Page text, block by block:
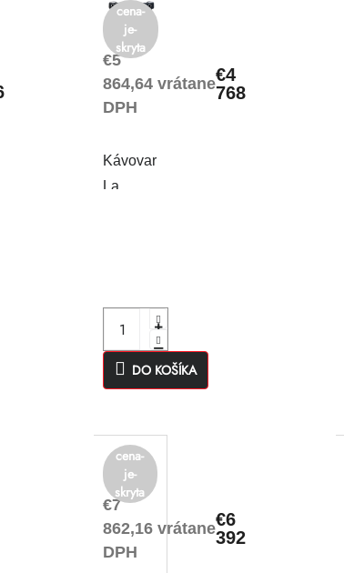
€5
864,64 vrátane
DPH
€4
768
Kávovar
La
cena-
je-
skryta
DO KOŠÍKA
€7
862,16 vrátane
DPH
€6
392
cena-
je-
skryta